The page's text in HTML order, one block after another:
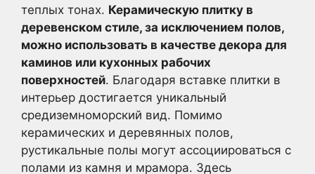
теплых тонах. Керамическую плитку в
деревенском стиле, за исключением полов,
можно использовать в качестве декора для
каминов или кухонных рабочих
поверхностей. Благодаря вставке плитки в
интерьер достигается уникальный
средиземноморский вид. Помимо
керамических и деревянных полов,
рустикальные полы могут ассоциироваться с
полами из камня и мрамора. Здесь